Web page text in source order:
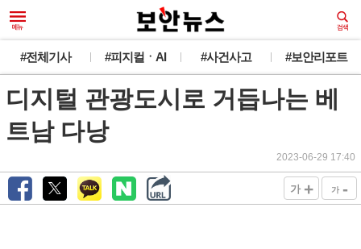
#전체기사 #피지컬ㆍAI #사건사고 #보안리포트
디지털 관광도시로 거듭나는 베
트남 다낭
2023-06-29 17:40
가 + 가 -